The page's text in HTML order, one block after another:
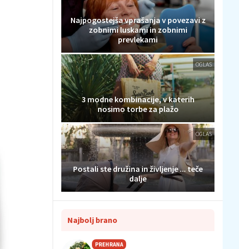
Najpogostejša vprašanja v povezavi z
zobnimi luskami in zobnimi
prevlekami
OGLAS
3 modne kombinacije, v katerih
nosimo torbe za plažo
OGLAS
Postali ste družina in življenje ... teče
dalje
Najbolj brano
PREHRANA